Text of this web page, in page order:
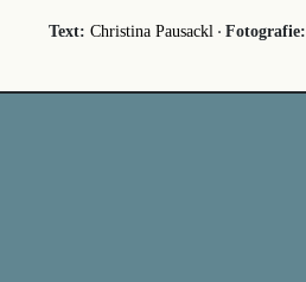
Text: Christina Pausackl· Fotografie: